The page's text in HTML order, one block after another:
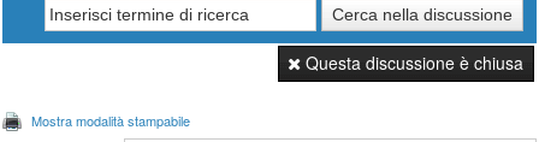
Questa discussione è chiusa
Mostra modalità stampabile